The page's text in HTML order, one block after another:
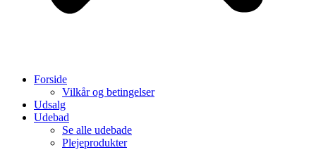
Forside
Vilkår og betingelser
Udsalg
Udebad
Se alle udebade
Plejeprodukter